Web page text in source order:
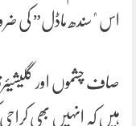
اس "سندھ ماڈل” کی
صاف چشموں اور
ہیں کہ انہیں بھی کراچی